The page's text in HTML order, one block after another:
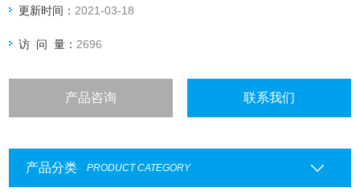
更新时间： 2021-03-18
访 问 量： 2696
产品咨询 联系我们
产品分类 PRODUCT CATEGORY